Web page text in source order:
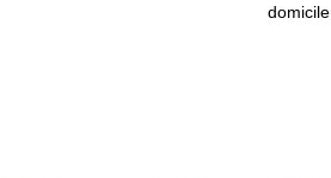
domicile